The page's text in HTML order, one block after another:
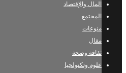
المال والإقتصاد
المجتمع
منوعات
مقال
ثقافة وصحة
علوم وتكنولجيا